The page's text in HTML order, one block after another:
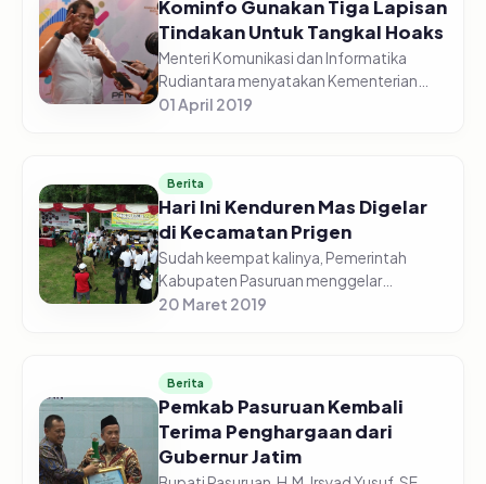
Kominfo Gunakan Tiga Lapisan
Tindakan Untuk Tangkal Hoaks
Menteri Komunikasi dan Informatika
Rudiantara menyatakan Kementerian
Kominfo sudah melakukan tiga lapis
01 April 2019
Berita
Hari Ini Kenduren Mas Digelar
di Kecamatan Prigen
Sudah keempat kalinya, Pemerintah
Kabupaten Pasuruan menggelar
Kenduren Mas (Kendaraan Urun Rembug
Prige...
20 Maret 2019
Berita
Pemkab Pasuruan Kembali
Terima Penghargaan dari
Gubernur Jatim